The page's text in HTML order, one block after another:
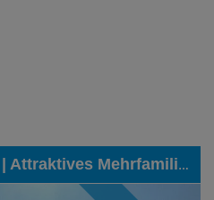
BEREITS VERKAUFT | Attraktives Mehrfamilienhaus mit fünf Einheiten in Eschweiler-Dürwiß